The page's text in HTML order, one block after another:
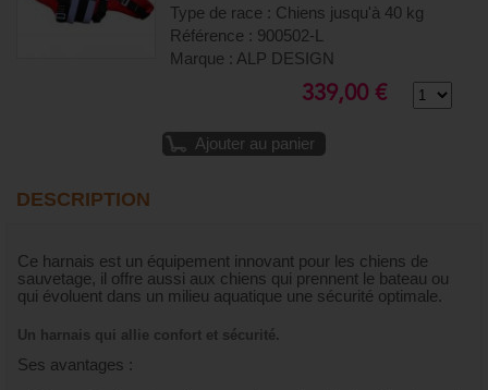
Type de race : Chiens jusqu'à 40 kg
Référence : 900502-L
Marque : ALP DESIGN
339,00 €
Ajouter au panier
DESCRIPTION
Ce harnais est un équipement innovant pour les chiens de
sauvetage, il offre aussi aux chiens qui prennent le bateau ou
qui évoluent dans un milieu aquatique une sécurité optimale.
Un harnais qui allie confort et sécurité.
Ses avantages :